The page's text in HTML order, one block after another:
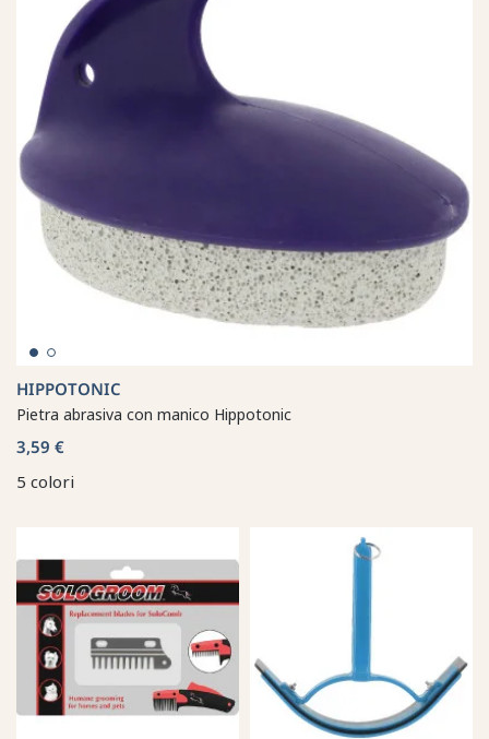
HIPPOTONIC
Pietra abrasiva con manico Hippotonic
3,59 €
5 colori